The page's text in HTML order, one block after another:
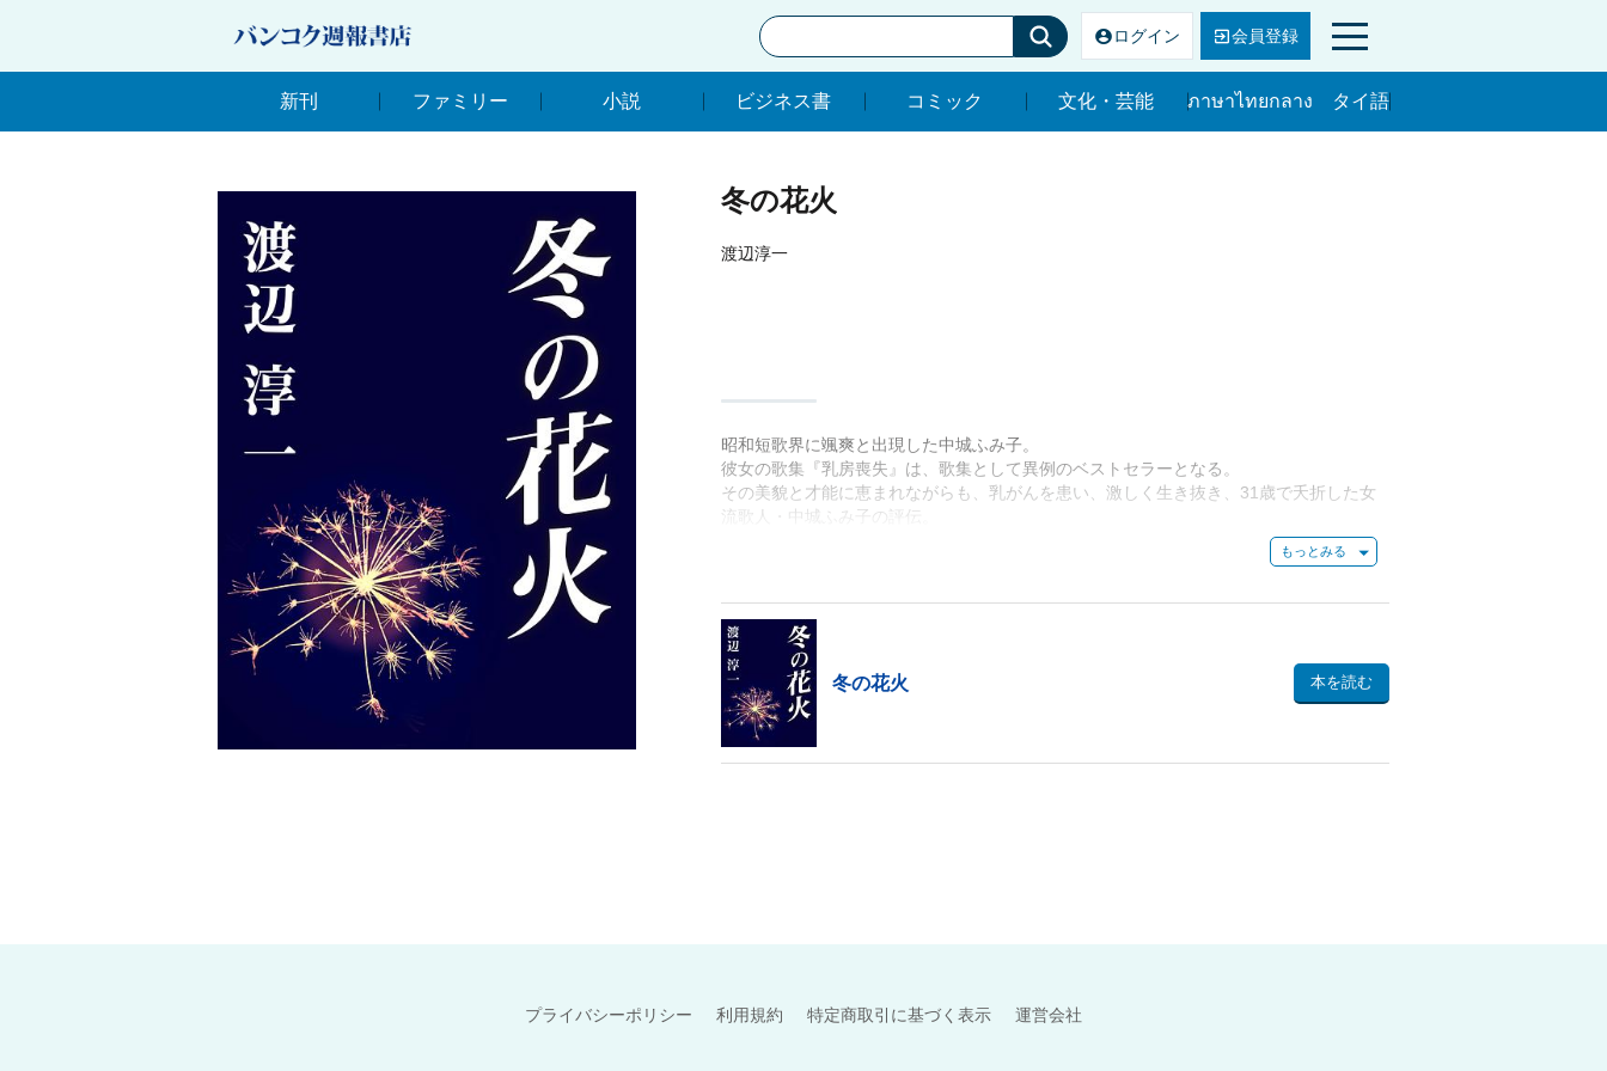
ログイン 会員登録
新刊 ファミリー ビジネス書 コミック 文化・芸能
ภาษาไทยกลาง タイ語
新刊 ファミリー 小説 ビジネス書 コミック 文化・芸能 ภาษาไทยกลาง タイ語
冬の花火
渡辺淳一
昭和短歌界に颯爽と出現した中城ふみ子。
彼女の歌集『乳房喪失』は、歌集として異例のベストセラーとなる。
その美貌と才能に恵まれながらも、乳がんを患い、激しく生き抜き、31歳で夭折した女
流歌人・中城ふみ子の評伝。
1980年『遠き落日』『長崎ロシア遊女館』で第14回吉川英治文学賞を受賞。1997年に刊
行された『失楽園』は大きな話題をよび、映画化、テレビドラマ化された。2003年には
紫綬褒章受章。著書は『鈍感力』『ひとひらの雪』『化身』『化粧』『孤舟』『うたか
た』『花埋み』など多数。
冬の花火 本を読む
プライバシーポリシー 利用規約 特定商取引に基づく表示 運営会社